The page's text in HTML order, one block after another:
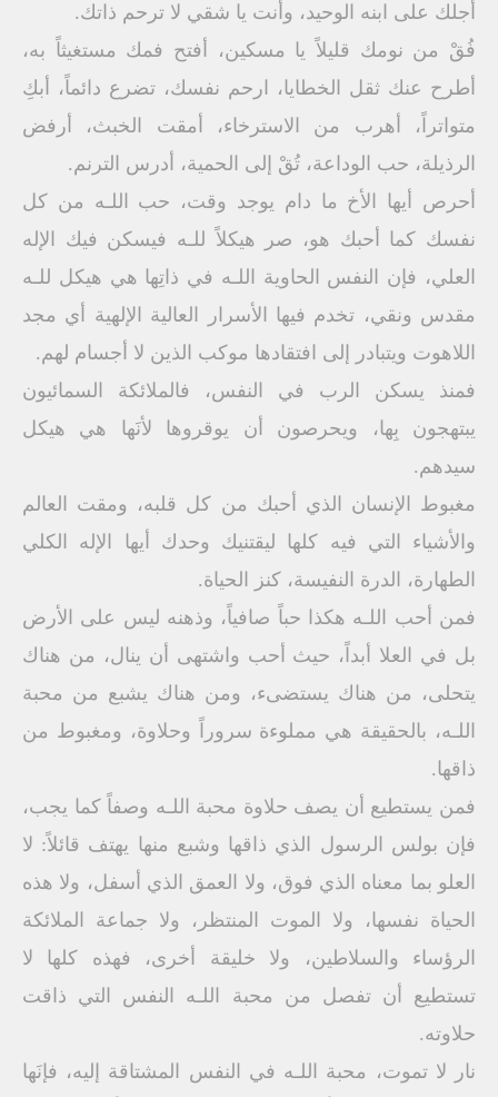
أجلك على ابنه الوحيد، وأنت يا شقي لا ترحم ذاتك.
فُقْ من نومك قليلاً يا مسكين، أفتح فمك مستغيثاً به،
أطرح عنك ثقل الخطايا، ارحم نفسك، تضرع دائماً، أبكِ
متواتراً، أهرب من الاسترخاء، أمقت الخبث، أرفض
الرذيلة، حب الوداعة، تُقْ إلى الحمية، أدرس الترنم.
أحرص أيها الأخ ما دام يوجد وقت، حب اللـه من كل
نفسك كما أحبك هو، صر هيكلاً للـه فيسكن فيك الإله
العلي، فإن النفس الحاوية اللـه في ذاتِها هي هيكل للـه
مقدس ونقي، تخدم فيها الأسرار العالية الإلهية أي مجد
اللاهوت ويتبادر إلى افتقادها موكب الذين لا أجسام لهم.
فمنذ يسكن الرب في النفس، فالملائكة السمائيون
يبتهجون بِها، ويحرصون أن يوقروها لأنَها هي هيكل
سيدهم.
مغبوط الإنسان الذي أحبك من كل قلبه، ومقت العالم
والأشياء التي فيه كلها ليقتنيك وحدك أيها الإله الكلي
الطهارة، الدرة النفيسة، كنز الحياة.
فمن أحب اللـه هكذا حباً صافياً، وذهنه ليس على الأرض
بل في العلا أبداً، حيث أحب واشتهى أن ينال، من هناك
يتحلى، من هناك يستضىء، ومن هناك يشبع من محبة
اللـه، بالحقيقة هي مملوءة سروراً وحلاوة، ومغبوط من
ذاقها.
فمن يستطيع أن يصف حلاوة محبة اللـه وصفاً كما يجب،
فإن بولس الرسول الذي ذاقها وشبع منها يهتف قائلاً: لا
العلو بما معناه الذي فوق، ولا العمق الذي أسفل، ولا هذه
الحياة نفسها، ولا الموت المنتظر، ولا جماعة الملائكة
الرؤساء والسلاطين، ولا خليقة أخرى، فهذه كلها لا
تستطيع أن تفصل من محبة اللـه النفس التي ذاقت
حلاوته.
نار لا تموت، محبة اللـه في النفس المشتاقة إليه، فإنَها